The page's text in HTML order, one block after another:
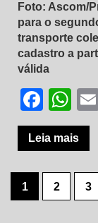
Foto: Ascom/
para o
transporte
cadastro a
válida
Leia mais
Paginação
de
1 2 3